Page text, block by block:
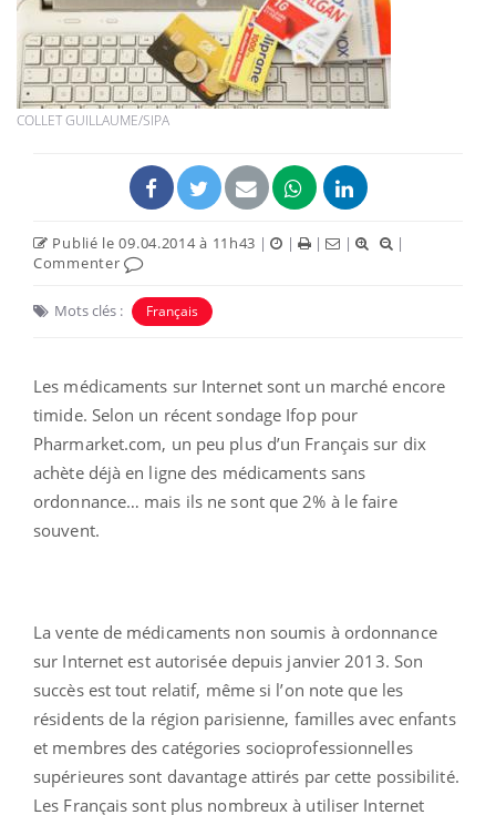
COLLET GUILLAUME/SIPA
Publié le 09.04.2014 à 11h43 | | | |
|
Commenter
Mots clés : Français
Les médicaments sur Internet sont un marché encore
timide. Selon un récent sondage Ifop pour
Pharmarket.com, un peu plus d’un Français sur dix
achète déjà en ligne des médicaments sans
ordonnance… mais ils ne sont que 2% à le faire
souvent.
La vente de médicaments non soumis à ordonnance
sur Internet est autorisée depuis janvier 2013. Son
succès est tout relatif, même si l’on note que les
résidents de la région parisienne, familles avec enfants
et membres des catégories socioprofessionnelles
supérieures sont davantage attirés par cette possibilité.
Les Français sont plus nombreux à utiliser Internet